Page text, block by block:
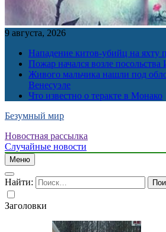
9 августа, 2026
Нападение китов-убийц на яхту
Пожар начался возле
Живого мальчика нашли под
Венесуэле
Что известно о теракте в Монако
Безумный мир
Новостная рассылка
Случайные новости
Меню
Найти:
Заголовки